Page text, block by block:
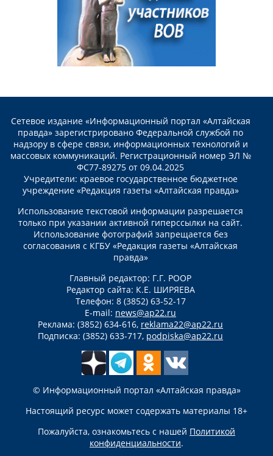
Сетевое издание «Информационный портал «Алтайская
правда» зарегистрировано Федеральной службой по
надзору в сфере связи, информационных технологий и
массовых коммуникаций. Регистрационный номер ЭЛ №
ФС77-89275 от 09.04.2025
Учредители: краевое государственное бюджетное
учреждение «Редакция газеты «Алтайская правда»
Использование текстовой информации разрешается
только при указании активной гиперссылки на сайт.
Использование фотографий запрещается без
согласования с КГБУ «Редакция газеты «Алтайская
правда»
Главный редактор: Г.Г. РООР
Редактор сайта: К.Е. ШИРЯЕВА
Телефон: 8 (3852) 63-52-17
E-mail: news@ap22.ru
Реклама: (3852) 634-616, reklama22@ap22.ru
Подписка: (3852) 633-717, podpiska@ap22.ru
© Информационный портал «Алтайская правда»
Настоящий ресурс может содержать материалы 18+
Пожалуйста, ознакомьтесь с нашей Политикой
конфиденциальности.